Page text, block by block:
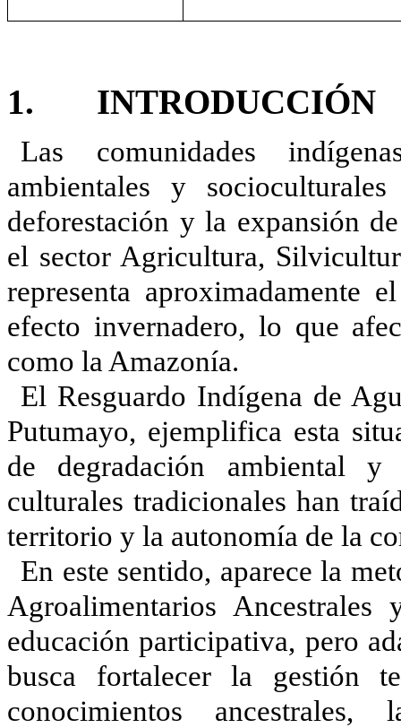
1. INTRODUCCIÓN
Las comunidades
ambientales y
deforestación y la expansión
el sector Agricultura,
representa aproximadamente
efecto invernadero, lo que
como la Amazonía.
El Resguardo Indígena de
Putumayo, ejemplifica esta
de degradación ambiental
culturales tradicionales han
territorio y la autonomía de la
En este sentido, aparece la
Agroalimentarios
educación participativa, pero
busca fortalecer la gestión
conocimientos